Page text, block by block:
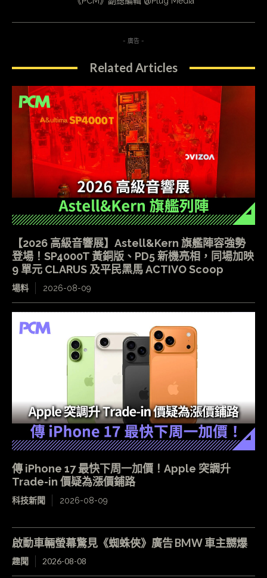
- 廣告 -
Related Articles
【2026 高級音響展】Astell&Kern 旗艦陣容強勢
登場！SP4000T 黃銅版、PD5 新機亮相，同場加映
9 單元 CLARUS 及平民黑馬 ACTIVO Scoop
場料 2026-08-09
傳 iPhone 17 最快下周一加價！Apple 突調升
Trade-in 價疑為漲價鋪路
科技新聞 2026-08-09
啟動車輛螢幕驚見《蜘蛛俠》廣告 BMW 車主嬲爆
趣聞 2026-08-08